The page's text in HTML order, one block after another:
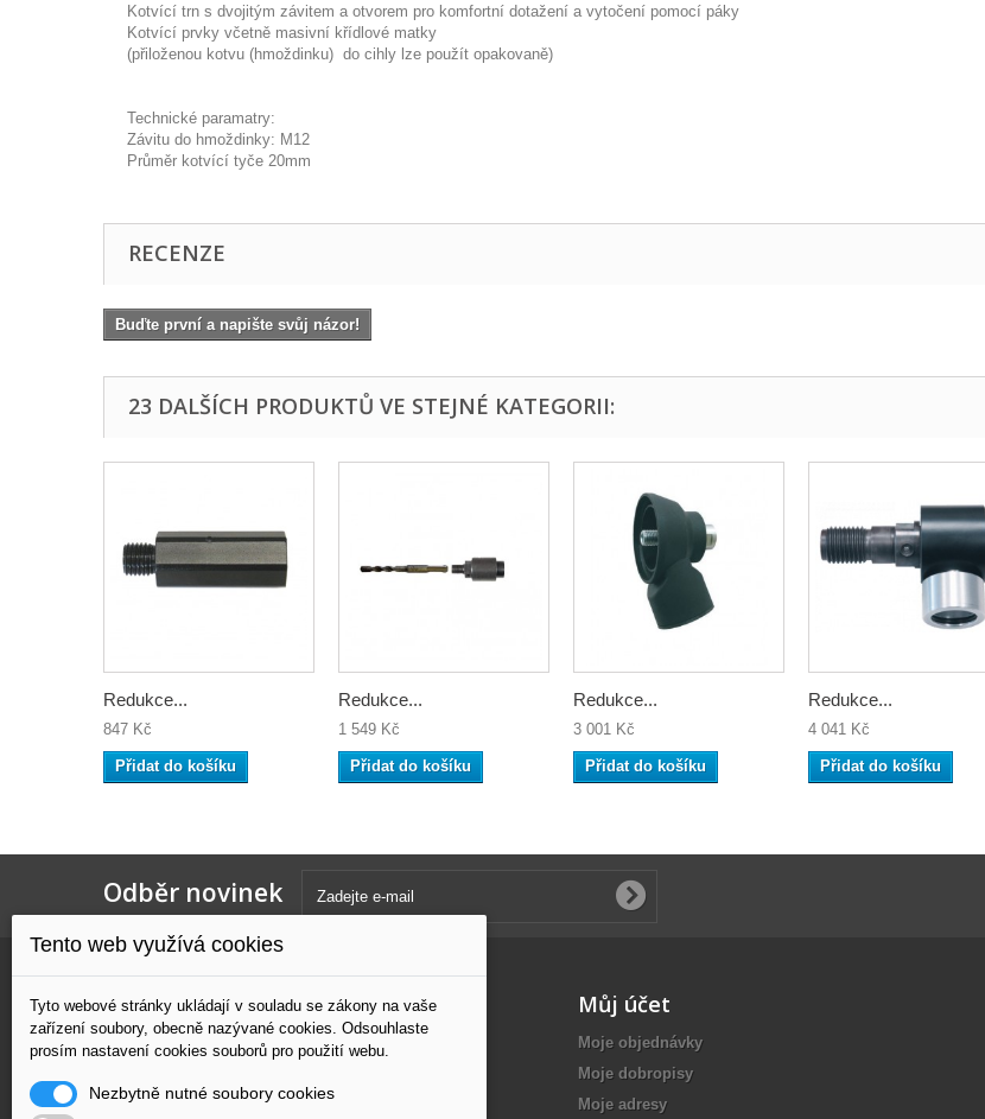
Kotvící trn s dvojitým závitem a otvorem pro komfortní dotažení a vytočení pomocí páky
Kotvící prvky včetně masivní křídlové matky
(přiloženou kotvu (hmoždinku) do cihly lze použít opakovaně)
Technické paramatry:
Závitu do hmoždinky: M12
Průměr kotvící tyče 20mm
RECENZE
Buďte první a napište svůj názor!
23 DALŠÍCH PRODUKTŮ VE STEJNÉ KATEGORII:
Redukce...
847 Kč
Přidat do košíku
Redukce...
1 549 Kč
Přidat do košíku
Redukce...
3 001 Kč
Přidat do košíku
Redukce...
4 041 Kč
Přidat do košíku
Odběr novinek
Kategorie
ŘEZÁNÍ
VRTÁNÍ
Informace
Nové produkty
Můj účet
Moje objednávky
Moje dobropisy
Moje adresy
Tento web využívá cookies
Tyto webové stránky ukládají v souladu se zákony na vaše
zařízení soubory, obecně nazývané cookies. Odsouhlaste
prosím nastavení cookies souborů pro použití webu.
Nezbytně nutné soubory cookies